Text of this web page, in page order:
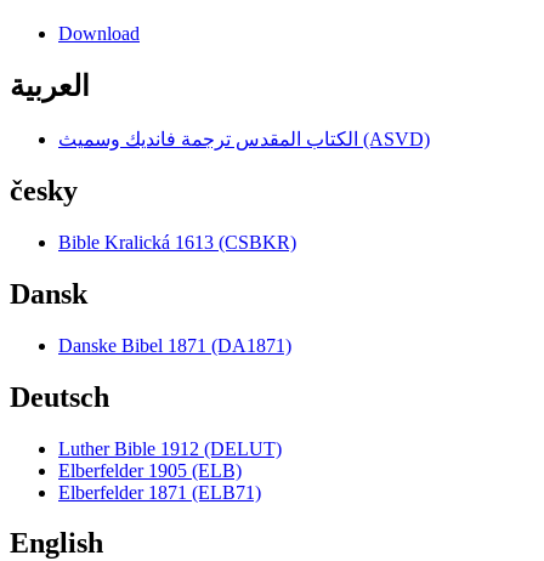
Download
العربية
الكتاب المقدس ترجمة فانديك وسميث (ASVD)
česky
Bible Kralická 1613 (CSBKR)
Dansk
Danske Bibel 1871 (DA1871)
Deutsch
Luther Bible 1912 (DELUT)
Elberfelder 1905 (ELB)
Elberfelder 1871 (ELB71)
English